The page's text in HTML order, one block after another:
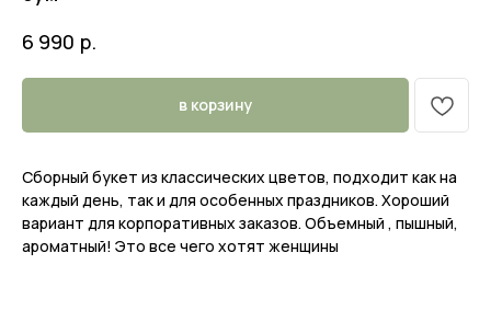
6 990 р.
в корзину
Сборный букет из классических цветов, подходит как на
каждый день, так и для особенных праздников. Хороший
вариант для корпоративных заказов. Объемный , пышный,
ароматный! Это все чего хотят женщины